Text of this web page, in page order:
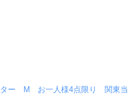
ター M お一人様4点限り 関東当